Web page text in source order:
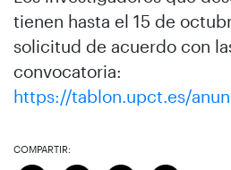
tienen hasta el 15 de
solicitud de acuerdo con
convocatoria:
https://tablon.upct.es/
COMPARTIR: